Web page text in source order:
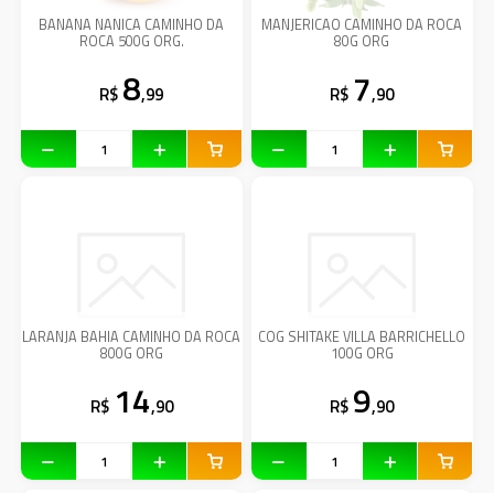
BANANA NANICA CAMINHO DA
ROCA 500G ORG.
R$ 8,99
MANJERICAO CAMINHO DA ROCA
80G ORG
R$ 7,90
LARANJA BAHIA CAMINHO DA ROCA
800G ORG
R$ 14,90
COG SHITAKE VILLA BARRICHELLO
100G ORG
R$ 9,90